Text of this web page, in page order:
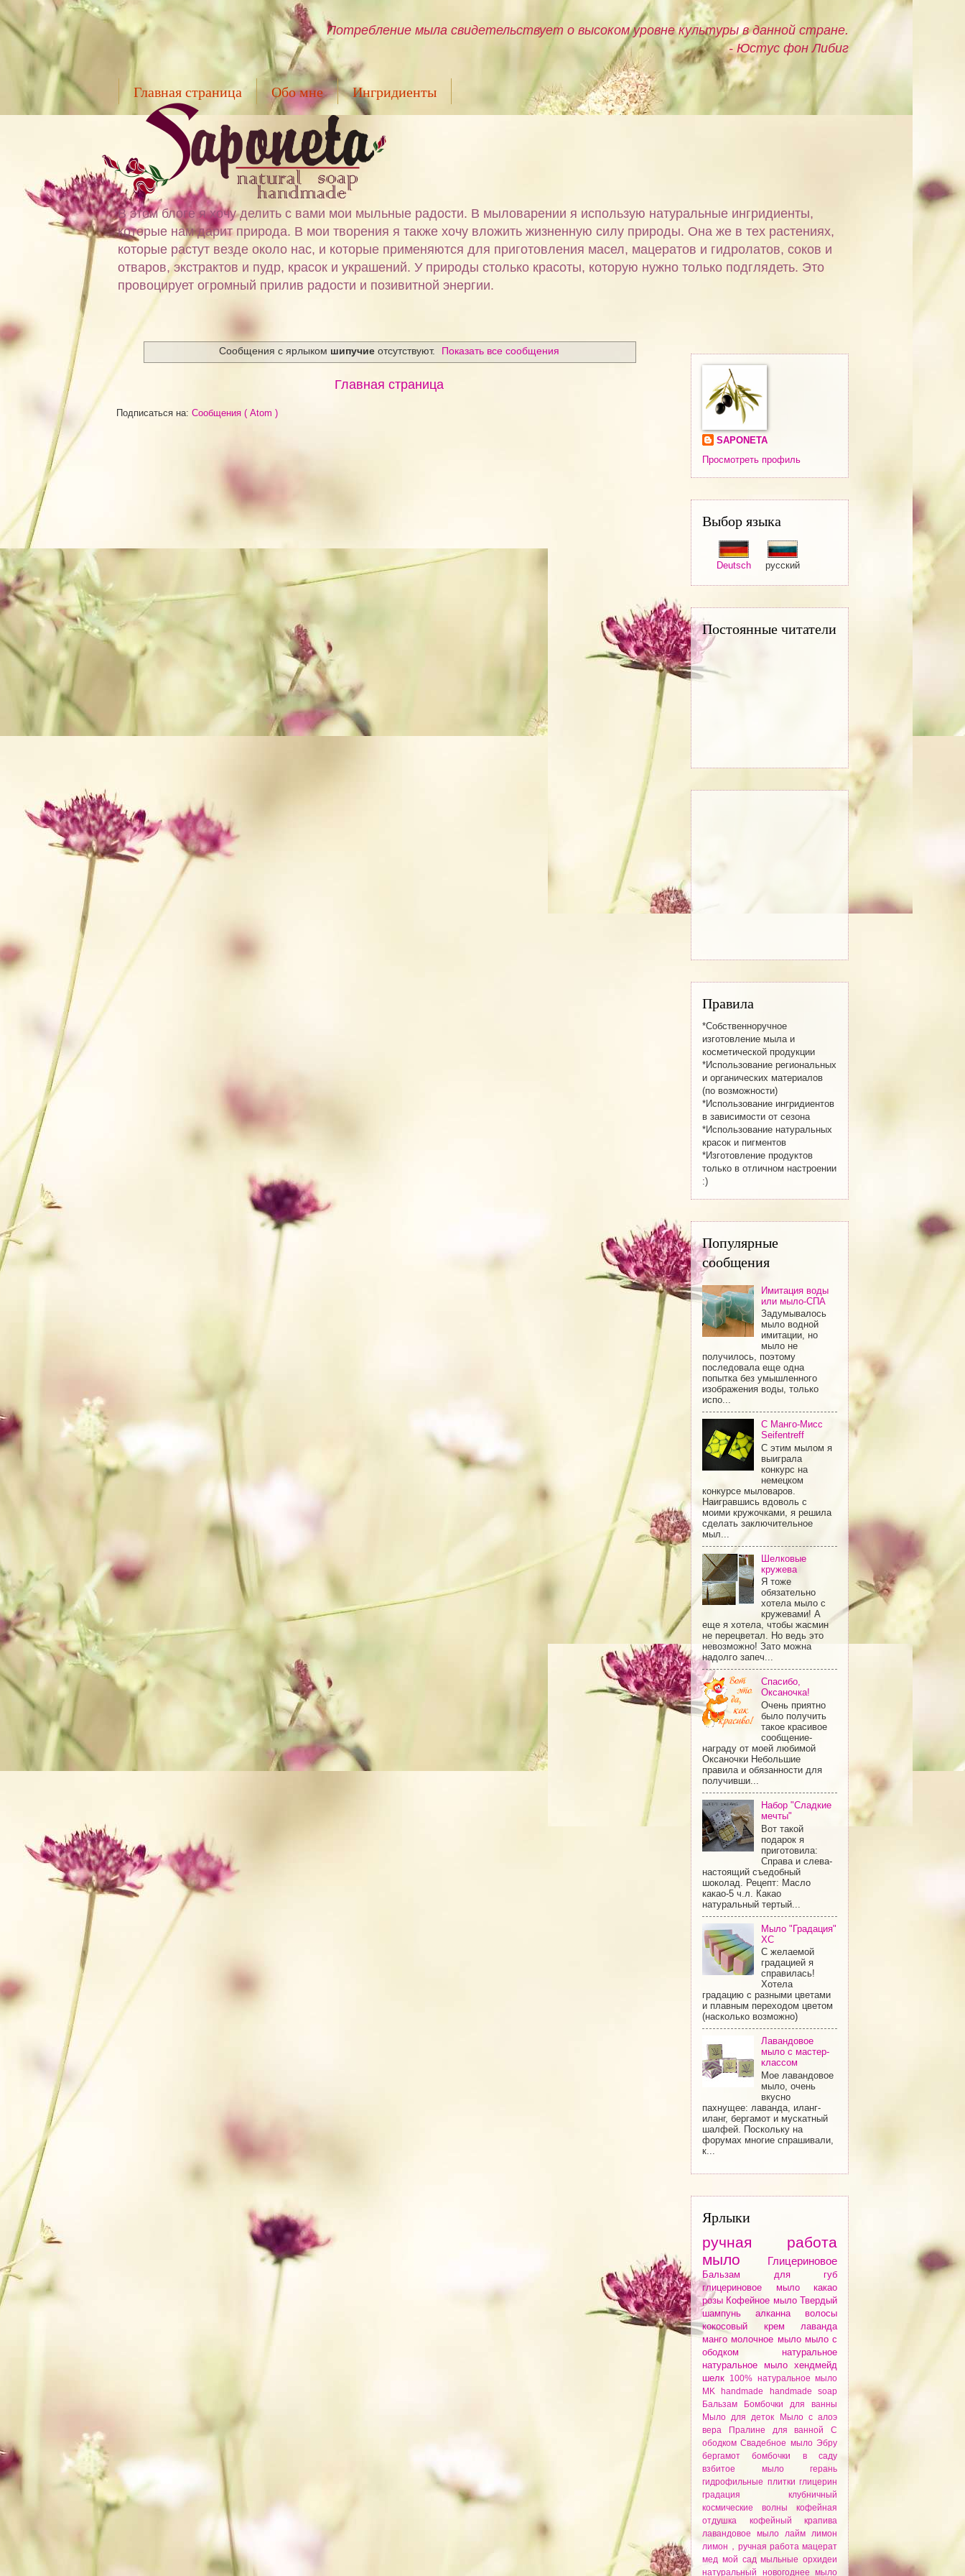
Потребление мыла свидетельствует о высоком уровне культуры в данной стране.
- Юстус фон Либиг
Главная страница Обо мне Ингридиенты
В этом блоге я хочу делить с вами мои мыльные радости. В мыловарении я использую натуральные ингридиенты,
которые нам дарит природа. В мои творения я также хочу вложить жизненную силу природы. Она же в тех растениях,
которые растут везде около нас, и которые применяются для приготовления масел, мацератов и гидролатов, соков и
отваров, экстрактов и пудр, красок и украшений. У природы столько красоты, которую нужно только подглядеть. Это
провоцирует огромный прилив радости и позивитной энергии.
Сообщения с ярлыком шипучиеотсутствуют. Показать все сообщения
Главная страница
Подписаться на: Сообщения ( Atom )
SAPONETA
Просмотреть профиль
Выбор языка
Deutsch русский
Постоянные читатели
Правила
*Собственноручное
изготовление мылa и
косметической продукции
*Использование региональных
и органических материалов
(по возможности)
*Использование ингридиентов
в зависимости от сезона
*Использование натуральных
красок и пигментов
*Изготовление продуктов
только в отличном настроении
:)
Популярные
сообщения
Имитация воды
или мыло-СПА
Задумывалось
мыло водной
имитации, но
мыло не
получилось, поэтому
последовала еще одна
попытка без умышленного
изображения воды, только
испо...
С Манго-Мисс
Seifentreff
С этим мылом я
выиграла
конкурс на
немецком
конкурсе мыловаров.
Наигравшись вдоволь с
моими кружочками, я решила
сделать заключительное
мыл...
Шелковые
кружева
Я тоже
обязательно
хотела мыло с
кружевами! А
еще я хотела, чтобы жасмин
не перецветал. Но ведь это
невозможно! Зато можна
надолго запеч...
Спасибо,
Оксаночка!
Очень приятно
было получить
такое красивое
сообщение-
награду от моей любимой
Оксаночки Небольшие
правила и обязанности для
получивши...
Набор "Сладкие
мечты"
Вот такой
подарок я
приготовила:
Справа и слева-
настоящий съедобный
шоколад. Рецепт: Масло
какао-5 ч.л. Какао
натуральный тертый...
Мыло "Градация"
ХС
С желаемой
градацией я
справилась!
Хотела
градацию с разными цветами
и плавным переходом цветом
(насколько возможно)
Лавандовое
мыло с мастер-
классом
Мое лавандовое
мыло, очень
вкусно
пахнущее: лаванда, иланг-
иланг, бергамот и мускатный
шалфей. Поскольку на
форумах многие спрашивали,
к...
Ярлыки
ручная работа
мыло
Глицериновое
Бальзам для губ
глицериновое мыло какао
розы Кофейное мылоТвердый
шампунь алканнa волосы
кокосовый крем лаванда
мангомолочное мыло мыло с
ободком натуральное
натуральное мыло хендмейд
шелк
100% натуральное мыло
MK
handmade
handmade soap
Бальзам
Бомбочки для ванны
Мыло для деток
Мыло с алоэ
вера
Пралине для ванной С
ободкомСвадебное мылоЭбру
бергамотбомбочки в саду
взбитое мыло герань
гидрофильные плитки глицерин
градация клубничный
космические волны кофейная
отдушка кофейный крапива
лавандовое мыло лайм лимон
лимон，ручная работа мацерат
мед мой садмыльные орхидеи
натуральный новогоднее мыло